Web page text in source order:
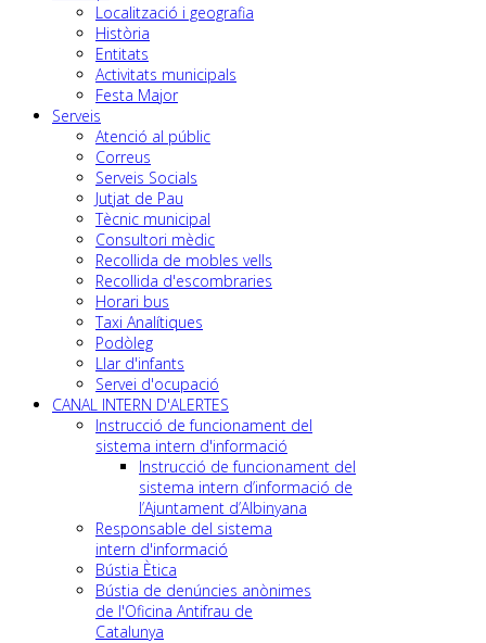
Localització i geografia
Història
Entitats
Activitats municipals
Festa Major
Serveis
Atenció al públic
Correus
Serveis Socials
Jutjat de Pau
Tècnic municipal
Consultori mèdic
Recollida de mobles vells
Recollida d'escombraries
Horari bus
Taxi Analítiques
Podòleg
Llar d'infants
Servei d'ocupació
CANAL INTERN D'ALERTES
Instrucció de funcionament del
sistema intern d'informació
Instrucció de funcionament del
sistema intern d’informació de
l’Ajuntament d’Albinyana
Responsable del sistema
intern d'informació
Bústia Ètica
Bústia de denúncies anònimes
de l'Oficina Antifrau de
Catalunya